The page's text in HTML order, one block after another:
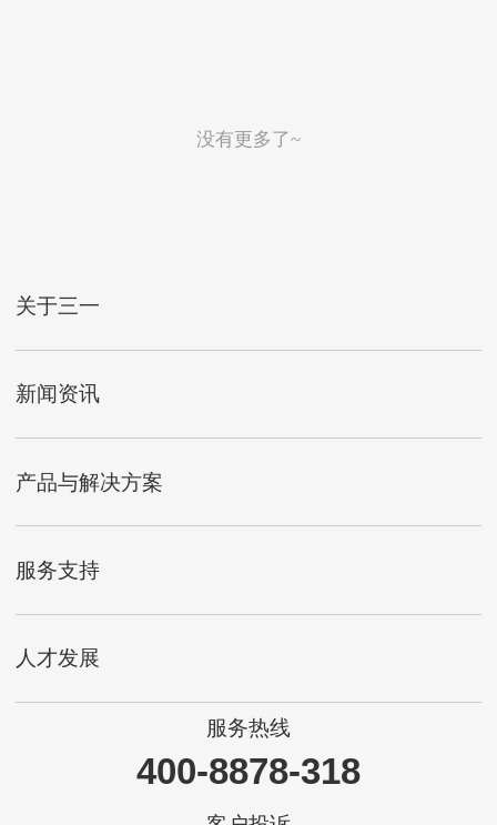
没有更多了~
关于三一
新闻资讯
产品与解决方案
服务支持
人才发展
服务热线
400-8878-318